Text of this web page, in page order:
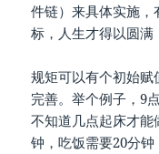
件链）来具体实施，
标，人生才得以圆满
规矩可以有个初始
完善。举个例子，9
不知道几点起床才
钟，吃饭需要20分